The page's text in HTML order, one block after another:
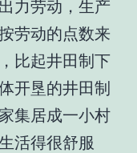
力劳动，生产
劳动的点数来
比起井田制下
开垦的井田制
集居成一小村
活得很舒服